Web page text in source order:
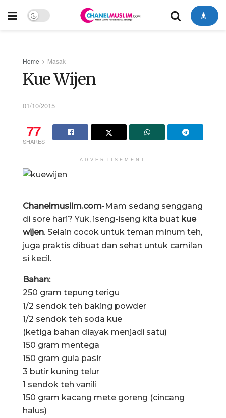
Home Masak
Kue Wijen
01/10/2015
77
SHARES
ADVERTISEMENT
Chanelmuslim.com-Mam sedang senggang
di sore hari? Yuk, iseng-iseng kita buat kue
wijen. Selain cocok untuk teman minum teh,
juga praktis dibuat dan sehat untuk camilan
si kecil.
Bahan:
250 gram tepung terigu
1/2 sendok teh baking powder
1/2 sendok teh soda kue
(ketiga bahan diayak menjadi satu)
150 gram mentega
150 gram gula pasir
3 butir kuning telur
1 sendok teh vanili
150 gram kacang mete goreng (cincang
halus)